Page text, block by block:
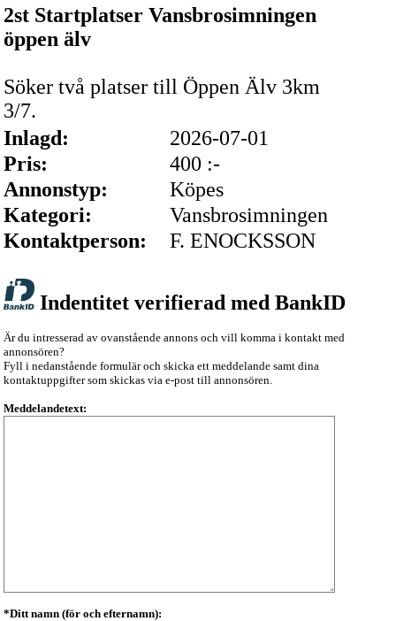
2st Startplatser Vansbrosimningen
öppen älv
Söker två platser till Öppen Älv 3km
3/7.
Inlagd:
2026-07-01
Pris:
400 :-
Annonstyp:
Köpes
Kategori:
Vansbrosimningen
Kontaktperson:
F. ENOCKSSON
Indentitet verifierad med BankID
Är du intresserad av ovanstående annons och vill komma i kontakt med
annonsören?
Fyll i nedanstående formulär och skicka ett meddelande samt dina
kontaktuppgifter som skickas via e-post till annonsören.
Meddelandetext:
*Ditt namn (för och efternamn):